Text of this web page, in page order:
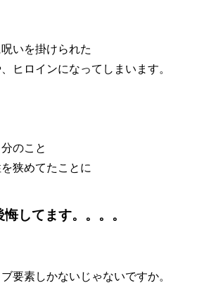
いを掛けられた
ヒロインになってしまいます。
のこと
狭めてたことに
してます。。。。
要素しかないじゃないですか。